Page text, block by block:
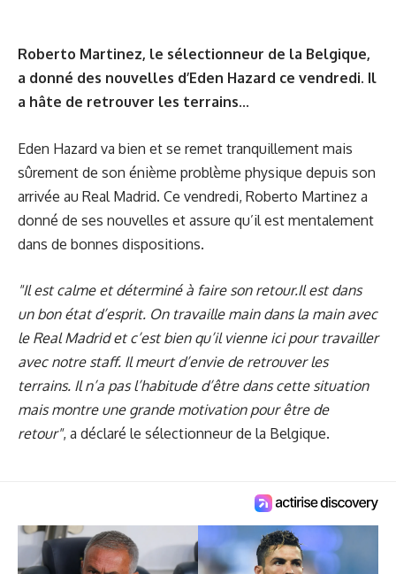
Roberto Martinez, le sélectionneur de la Belgique,
a donné des nouvelles d’Eden Hazard ce vendredi. Il
a hâte de retrouver les terrains...
Eden Hazard va bien et se remet tranquillement mais
sûrement de son énième problème physique depuis son
arrivée au Real Madrid. Ce vendredi, Roberto Martinez a
donné de ses nouvelles et assure qu’il est mentalement
dans de bonnes dispositions.
"Il est calme et déterminé à faire son retour.Il est dans
un bon état d’esprit. On travaille main dans la main avec
le Real Madrid et c’est bien qu’il vienne ici pour travailler
avec notre staff. Il meurt d’envie de retrouver les
terrains. Il n’a pas l’habitude d’être dans cette situation
mais montre une grande motivation pour être de
retour", a déclaré le sélectionneur de la Belgique.